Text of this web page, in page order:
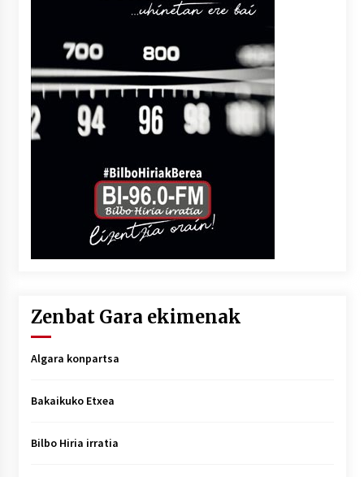
Zenbat Gara ekimenak
Algara konpartsa
Bakaikuko Etxea
Bilbo Hiria irratia